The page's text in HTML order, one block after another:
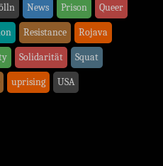
News Prison Queer
Resistance Rojava
Solidarität Squat
uprising USA